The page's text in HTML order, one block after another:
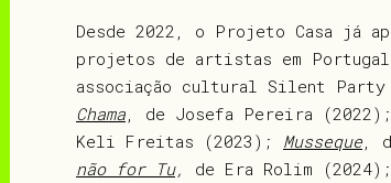
Desde 2022, o Projeto Casa já
projetos de artistas em
associação cultural Silent
Chama, de Josefa Pereira (2022);
Keli Freitas (2023); Musseque,
não for Tu, de Era Rolim (2024);